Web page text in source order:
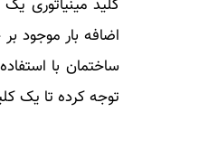
کلید مینیاتوری
اضافه بار موجود
ساختمان با
توجه کرده تا یک